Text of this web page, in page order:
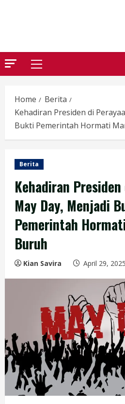
Primary
Home
Berita
Kehadiran Presiden di
Bukti Pemerintah Hormati
Berita
Kehadiran
May Day, Menjadi
Pemerintah
Buruh
Kian Savira April 29, 2025